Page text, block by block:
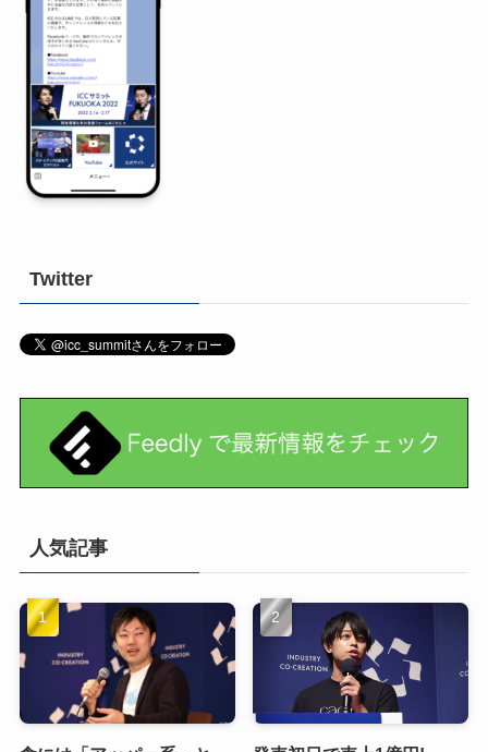
Twitter
人気記事